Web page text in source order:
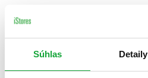
Súhlas Detaily